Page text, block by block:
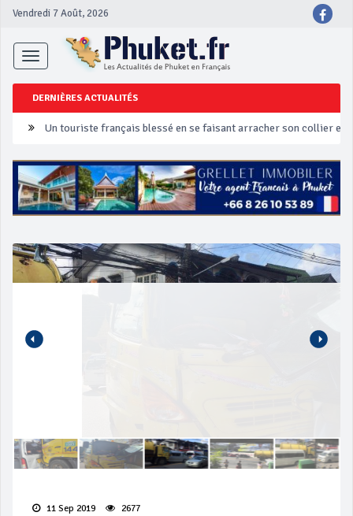
Vendredi 7 Août, 2026
Toggle
navigation
DERNIÈRES ACTUALITÉS
Un touriste français blessé en se faisant arracher son collier en
‘Phuket Eye’ assurera la sécurité pendant Songkran
Phuket augmente les prix des bateaux vers Koh Phi Phi et des
11 Sep 2019 2677